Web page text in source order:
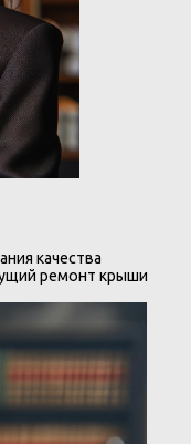
качества
ремонт крыши